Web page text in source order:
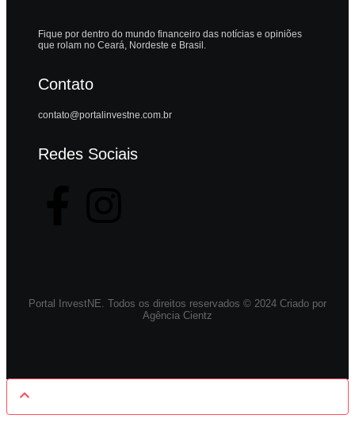
Fique por dentro do mundo financeiro das notícias e opiniões
que rolam no Ceará, Nordeste e Brasil.
Contato
contato@portalinvestne.com.br
Redes Sociais
Portal InvestNE. Todos os direitos reservados © 2024 Criado por
Agência Cientz